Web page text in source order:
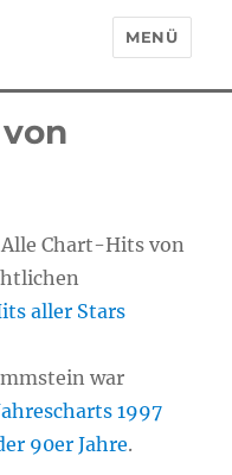
MENÜ
Chart-Hits von
aller Stars
war
1997
90er Jahre.